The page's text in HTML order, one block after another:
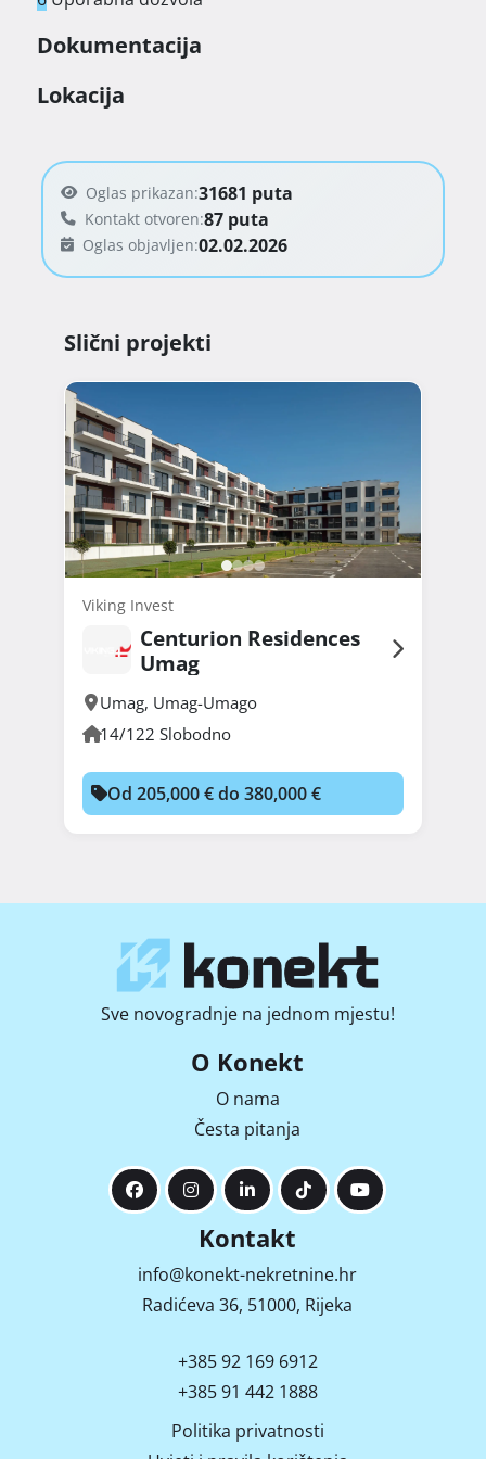
Projekt se nalazi u sustavu PDV-a, što znači da
kupci ne plaćaju porez na promet nekretnina.
Planirani završetak izgradnje predviđen je za
početak 2027. godine, čineći ovu novogradnju
ulaganje u nekretninu uz more.
Dokumentacija
Lokacija
Oglas prikazan:31681 puta
Kontakt otvoren:87 puta
Oglas objavljen:02.02.2026
Slični projekti
Viking Invest
Centurion Residences
Umag
Umag, Umag-Umago
14/122 Slobodno
Od 205,000 € do 380,000 €
Sve novogradnje na jednom mjestu!
O Konekt
O nama
Česta pitanja
Kontakt
info@konekt-nekretnine.hr
Radićeva 36, 51000, Rijeka
+385 92 169 6912
+385 91 442 1888
Politika privatnosti